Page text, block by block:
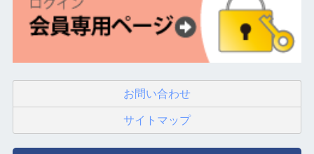
お問い合わせ
サイトマップ